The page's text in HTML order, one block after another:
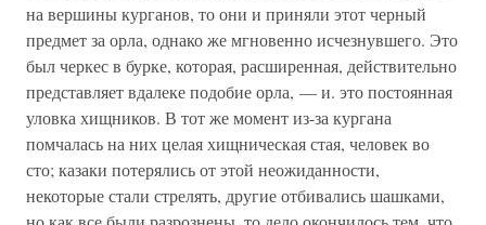
на вершины курганов, то они и приняли этот черный
предмет за орла, однако же мгновенно исчезнувшего. Это
был черкес в бурке, которая, расширенная, действительно
представляет вдалеке подобие орла, — и. это постоянная
уловка хищников. В тот же момент из-за кургана
помчалась на них целая хищническая стая, человек во
сто; казаки потерялись от этой неожиданности,
некоторые стали стрелять, другие отбивались шашками,